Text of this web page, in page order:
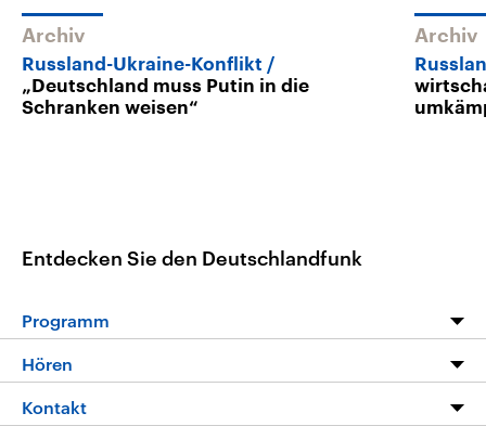
Archiv
Russland-Ukraine-Konflikt
„Deutschland muss Putin in die
Schranken weisen“
Archiv
Entdecken Sie den Deutschlandfunk
Programm
Programm
Hören
Livestream
Kontakt